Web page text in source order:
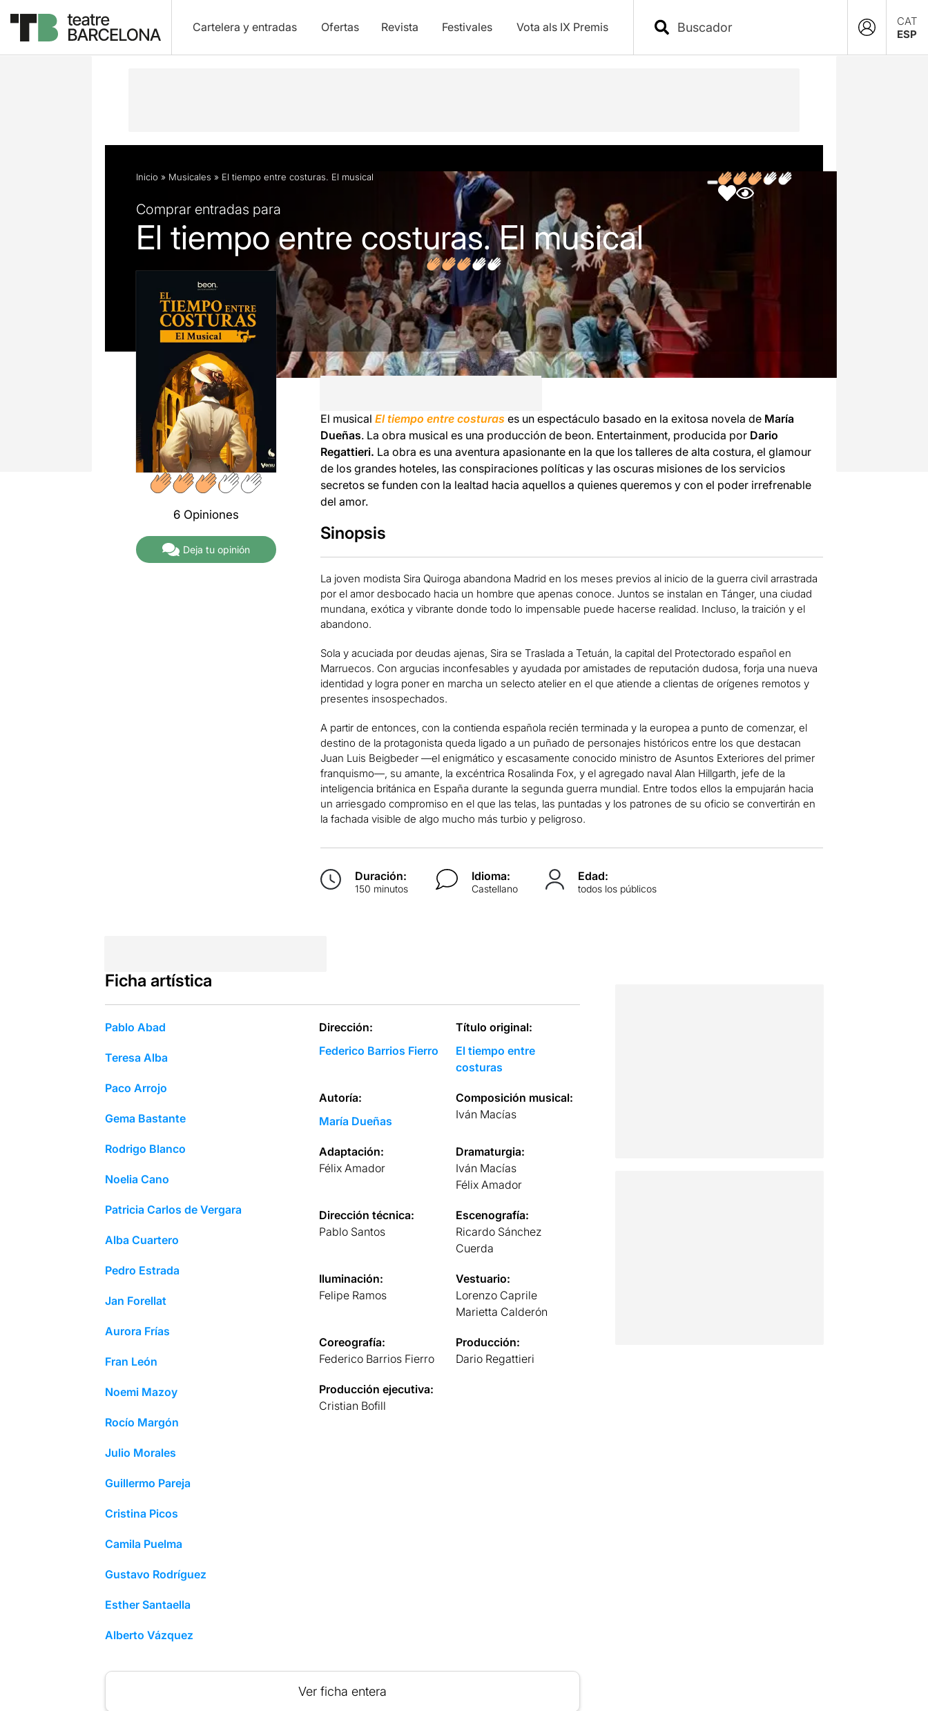
Cartelera y entradas Ofertas Revista Festivales Vota als IX Premis
CAT
ESP
Descripción Ficha artística Fotos y vídeos Opiniones Artículos
Inicio » Musicales » El tiempo entre costuras. El musical
Comprar entradas para
El tiempo entre costuras. El musical
6 Opiniones
Deja tu opinión
El musical El tiempo entre costuras es un espectáculo basado en la exitosa novela de María
Dueñas. La obra musical es una producción de beon. Entertainment, producida por Dario
Regattieri. La obra es una aventura apasionante en la que los talleres de alta costura, el glamour
de los grandes hoteles, las conspiraciones políticas y las oscuras misiones de los servicios
secretos se funden con la lealtad hacia aquellos a quienes queremos y con el poder irrefrenable
del amor.
Sinopsis
La joven modista Sira Quiroga abandona Madrid en los meses previos al inicio de la guerra civil arrastrada
por el amor desbocado hacia un hombre que apenas conoce. Juntos se instalan en Tánger, una ciudad
mundana, exótica y vibrante donde todo lo impensable puede hacerse realidad. Incluso, la traición y el
abandono.
Sola y acuciada por deudas ajenas, Sira se Traslada a Tetuán, la capital del Protectorado español en
Marruecos. Con argucias inconfesables y ayudada por amistades de reputación dudosa, forja una nueva
identidad y logra poner en marcha un selecto atelier en el que atiende a clientas de orígenes remotos y
presentes insospechados.
A partir de entonces, con la contienda española recién terminada y la europea a punto de comenzar, el
destino de la protagonista queda ligado a un puñado de personajes históricos entre los que destacan
Juan Luis Beigbeder —el enigmático y escasamente conocido ministro de Asuntos Exteriores del primer
franquismo—, su amante, la excéntrica Rosalinda Fox, y el agregado naval Alan Hillgarth, jefe de la
inteligencia británica en España durante la segunda guerra mundial. Entre todos ellos la empujarán hacia
un arriesgado compromiso en el que las telas, las puntadas y los patrones de su oficio se convertirán en
la fachada visible de algo mucho más turbio y peligroso.
Duración:
150 minutos
Idioma:
Castellano
Edad:
todos los públicos
Ficha artística
Pablo Abad
Teresa Alba
Paco Arrojo
Gema Bastante
Rodrigo Blanco
Noelia Cano
Patricia Carlos de Vergara
Alba Cuartero
Pedro Estrada
Jan Forellat
Aurora Frías
Fran León
Noemi Mazoy
Rocío Margón
Julio Morales
Guillermo Pareja
Cristina Picos
Camila Puelma
Gustavo Rodríguez
Esther Santaella
Alberto Vázquez
Dirección:
Federico Barrios Fierro
Título original:
El tiempo entre
costuras
Autoría:
María Dueñas
Composición musical:
Iván Macías
Adaptación:
Félix Amador
Dramaturgia:
Iván Macías
Félix Amador
Dirección técnica:
Pablo Santos
Escenografía:
Ricardo Sánchez
Cuerda
Iluminación:
Felipe Ramos
Vestuario:
Lorenzo Caprile
Marietta Calderón
Coreografía:
Federico Barrios Fierro
Producción:
Dario Regattieri
Producción ejecutiva:
Cristian Bofill
Ver ficha entera